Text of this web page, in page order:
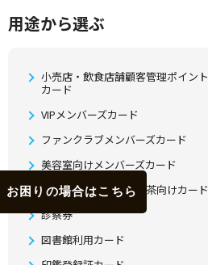
⽤途から選ぶ
小売店・飲食店舗顧客管理ポイント
カード
VIPメンバーズカード
ファンクラブメンバーズカード
美容室向けメンバーズカード
ネットカフェ・漫画喫茶向けカード
診察券
図書館利用カード
お困りの場合はこちら